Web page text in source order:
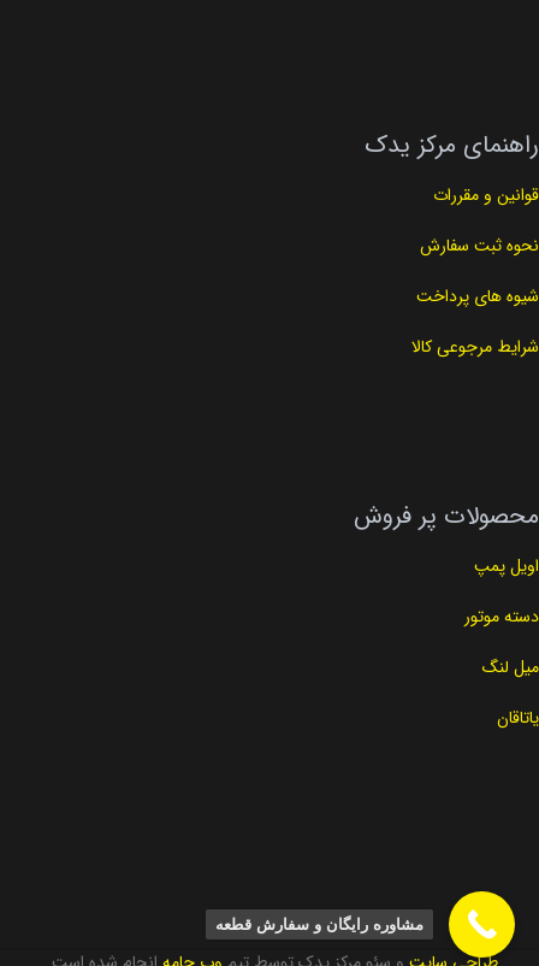
راهنمای مرکز یدک
قوانین و مقررات
نحوه ثبت سفارش
شیوه های پرداخت
شرایط مرجوعی کالا
محصولات پر فروش
اویل پمپ
دسته موتور
میل لنگ
یاتاقان
مشاوره رایگان و سفارش قطعه